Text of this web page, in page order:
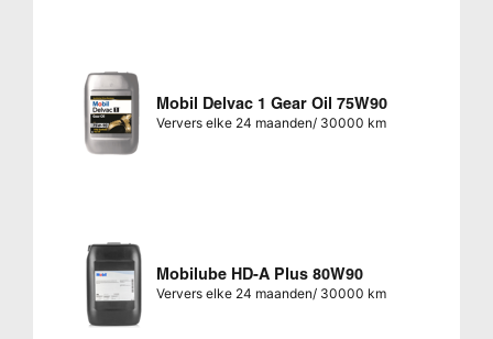
Mobil Delvac 1 Gear Oil 75W90
Ververs elke 24 maanden/ 30000 km
Mobilube HD-A Plus 80W90
Ververs elke 24 maanden/ 30000 km